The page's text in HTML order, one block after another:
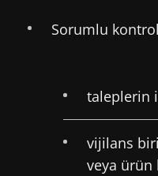
Sorumlu
taleplerin
vijilans
veya ürün